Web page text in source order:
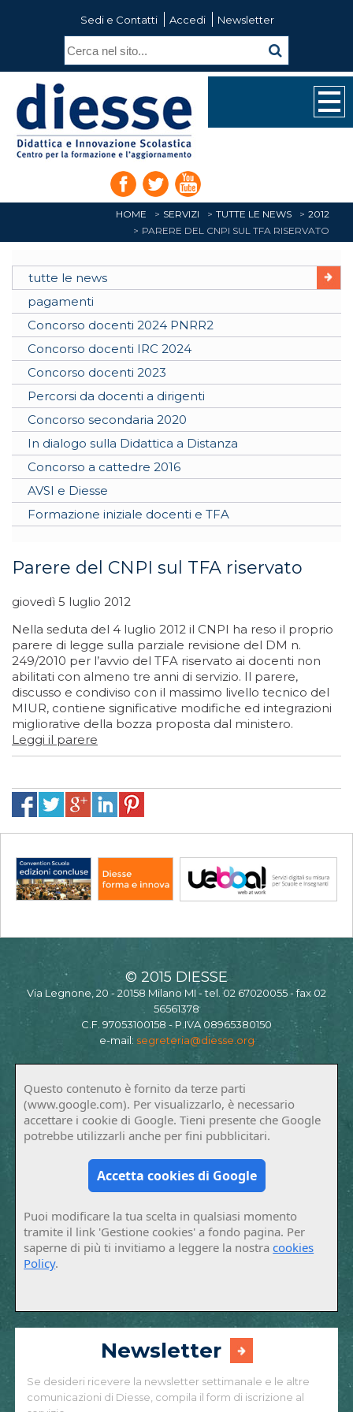
Sedi e Contatti Accedi Newsletter
HOME SERVIZI TUTTE LE NEWS
2012
PARERE DEL CNPI SUL TFA RISERVATO
tutte le news
pagamenti
Concorso docenti 2024 PNRR2
Concorso docenti IRC 2024
Concorso docenti 2023
Percorsi da docenti a dirigenti
Concorso secondaria 2020
In dialogo sulla Didattica a Distanza
Concorso a cattedre 2016
AVSI e Diesse
Formazione iniziale docenti e TFA
Parere del CNPI sul TFA riservato
giovedì 5 luglio 2012
Nella seduta del 4 luglio 2012 il CNPI ha reso il proprio
parere di legge sulla parziale revisione del DM n.
249/2010 per l’avvio del TFA riservato ai docenti non
abilitati con almeno tre anni di servizio. Il parere,
discusso e condiviso con il massimo livello tecnico del
MIUR, contiene significative modifiche ed integrazioni
migliorative della bozza proposta dal ministero.
Leggi il parere
© 2015 DIESSE
Via Legnone, 20 - 20158 Milano MI - tel. 02 67020055 - fax 02
56561378
C.F. 97053100158 - P.IVA 08965380150
e-mail: segreteria@diesse.org
Questo contenuto è fornito da terze parti
(www.google.com). Per visualizzarlo, è necessario
accettare i cookie di Google. Tieni presente che Google
potrebbe utilizzarli anche per fini pubblicitari.
Accetta cookies di Google
Puoi modificare la tua scelta in qualsiasi momento
tramite il link 'Gestione cookies' a fondo pagina. Per
saperne di più ti invitiamo a leggere la nostracookies
Policy.
Newsletter
Se desideri ricevere la newsletter settimanale e le altre
comunicazioni di Diesse, compila il form di iscrizione al